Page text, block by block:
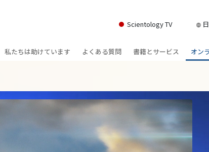
Scientology TV
私たちは助けています
アプライド･スカラスティックス
よくある質問
教会の内部
書籍とサービス
オーディオブック
入門フィルム
オン
存在のダイナミックス
理解を構成するもの
危険な環境に対する解決策